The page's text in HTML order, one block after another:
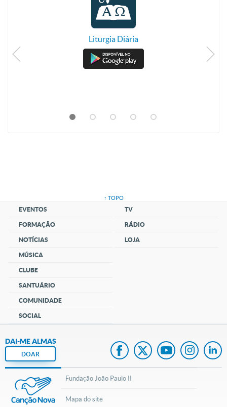
Liturgia Diária
↑ TOPO
EVENTOS
FORMAÇÃO
NOTÍCIAS
MÚSICA
CLUBE
SANTUÁRIO
COMUNIDADE
SOCIAL
TV
RÁDIO
LOJA
DAI-ME ALMAS
DOAR
Fundação João Paulo II
Mapa do site